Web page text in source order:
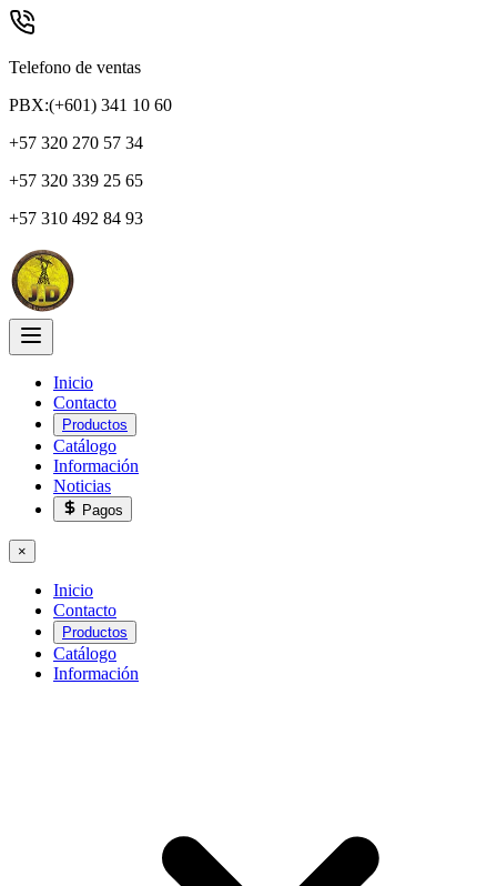
Telefono de ventas
PBX:(+601) 341 10 60
+57 320 270 57 34
+57 320 339 25 65
+57 310 492 84 93
Inicio
Contacto
Productos
Catálogo
Información
Noticias
Pagos
×
Inicio
Contacto
Productos
Catálogo
Información